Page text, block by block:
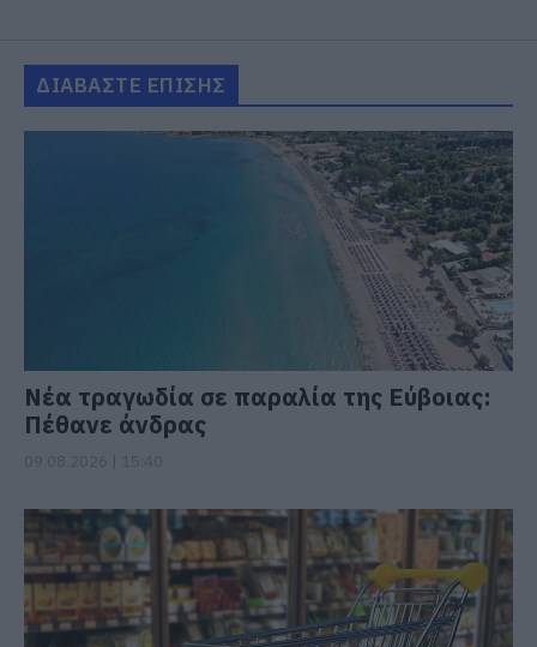
ΔΙΑΒΑΣΤΕ ΕΠΙΣΗΣ
Νέα τραγωδία σε παραλία της Εύβοιας:
Πέθανε άνδρας